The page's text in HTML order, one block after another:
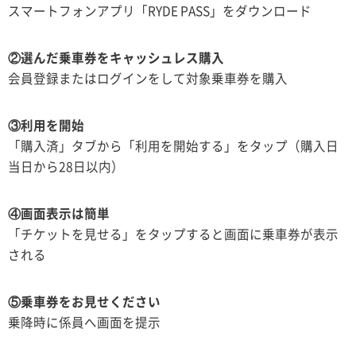
スマートフォンアプリ「RYDE PASS」をダウンロード
②選んだ乗車券をキャッシュレス購入
会員登録またはログインをして対象乗車券を購入
③利用を開始
「購入済」タブから「利用を開始する」をタップ（購入日
当日から28日以内）
④画面表示は簡単
「チケットを見せる」をタップすると画面に乗車券が表示
される
⑤乗車券をお見せください
乗降時に係員へ画面を提示